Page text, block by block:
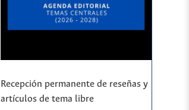
Recepción permanente de reseñas y
artículos de tema libre